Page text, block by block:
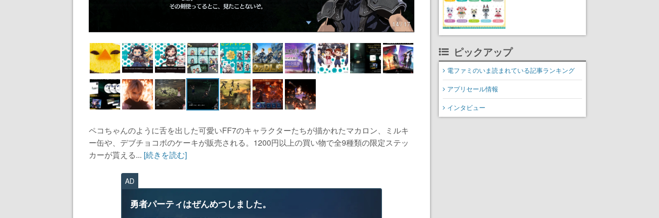
14 / 17
ペコちゃんのように舌を出した可愛いFF7のキャラクターたちが描かれたマカロン、ミルキ
ー缶や、デブチョコボのケーキが販売される。1200円以上の買い物で全9種類の限定ステッ
カーが貰える... [続きを読む]
AD
勇者パーティはぜんめつしました。
ピックアップ
電ファミのいま読まれている記事ランキング
アプリセール情報
インタビュー